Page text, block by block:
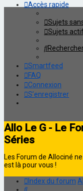
Accès rapide
Sujets
Sujets
Smartfeed
FAQ
Connexion
S’enregistrer
Allo Le G - Le
Séries
Les Forum de Allociné
est là pour vous !
Index du forum
Rechercher